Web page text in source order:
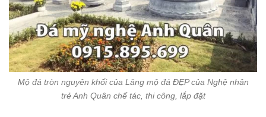
Mộ đá tròn nguyên khối của Lăng mộ đá ĐẸP của Nghệ nhân
trẻ Anh Quân chế tác, thi công, lắp đặt